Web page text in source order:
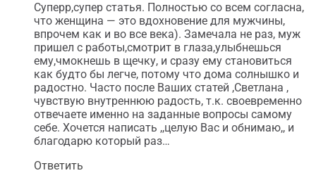
Суперр,супер статья. Полностью со всем согласна,
что женщина — это вдохновение для мужчины,
впрочем как и во все века). Замечала не раз, муж
пришел с работы,смотрит в глаза,улыбнешься
ему,чмокнешь в щечку, и сразу ему становиться
как будто бы легче, потому что дома солнышко и
радостно. Часто после Ваших статей ,Светлана ,
чувствую внутреннюю радость, т.к. своевременно
отвечаете именно на заданные вопросы самому
себе. Хочется написать ,,целую Вас и обнимаю,, и
благодарю который раз…
Ответить